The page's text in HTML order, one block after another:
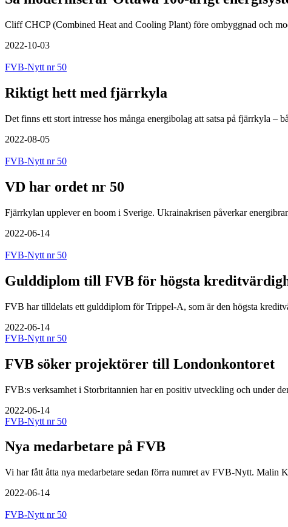
Cliff CHCP (Combined Heat and Cooling Plant) före ombyggnad och
2022-10-03
FVB-Nytt nr 50
Riktigt hett med fjärrkyla
Det finns ett stort intresse hos många energibolag att satsa på fjärrkyla –
2022-08-05
FVB-Nytt nr 50
VD har ordet nr 50
Fjärrkylan upplever en boom i Sverige. Ukrainakrisen påverkar
2022-06-14
FVB-Nytt nr 50
Gulddiplom till FVB för högsta
FVB har tilldelats ett gulddiplom för Trippel-A, som är den högsta
2022-06-14
FVB-Nytt nr 50
FVB söker projektörer till Londonkontoret
FVB:s verksamhet i Storbritannien har en positiv utveckling och under
2022-06-14
FVB-Nytt nr 50
Nya medarbetare på FVB
Vi har fått åtta nya medarbetare sedan förra numret av FVB-Nytt. Malin
2022-06-14
FVB-Nytt nr 50